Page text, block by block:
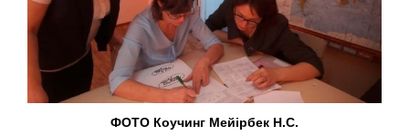
ФОТО Коучинг Мейірбек Н.С.